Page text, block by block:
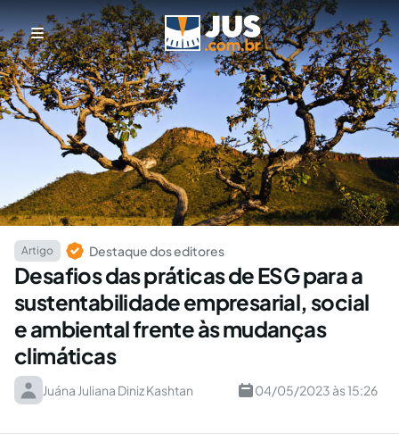
Artigo Destaque dos editores
Desafios das práticas de ESG para a
sustentabilidade empresarial, social
e ambiental frente às mudanças
climáticas
Juána Juliana Diniz Kashtan 04/05/2023 às 15:26